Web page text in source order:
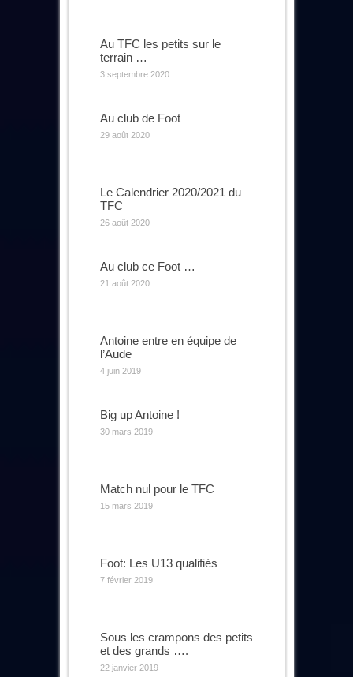
Au TFC les petits sur le
terrain …
3 septembre 2020
Au club de Foot
29 août 2020
Le Calendrier 2020/2021 du
TFC
26 août 2020
Au club ce Foot …
21 août 2020
Antoine entre en équipe de
l’Aude
4 juin 2019
Big up Antoine !
30 mars 2019
Match nul pour le TFC
15 mars 2019
Foot: Les U13 qualifiés
7 février 2019
Sous les crampons des petits
et des grands ….
22 janvier 2019